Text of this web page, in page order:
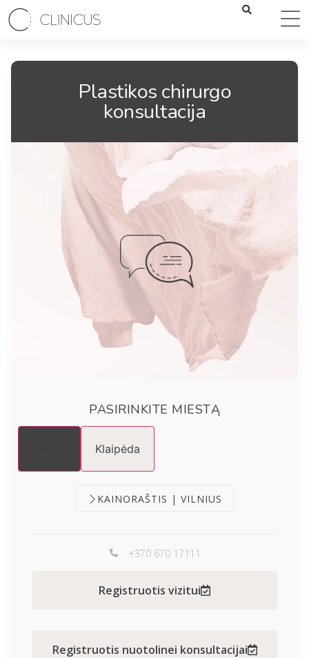
Plastikos chirurgo
konsultacija
PASIRINKITE MIESTĄ
Klaipėda
KAINORAŠTIS | VILNIUS
+370 670 17111
Registruotis vizitui
Registruotis nuotolinei konsultacijai